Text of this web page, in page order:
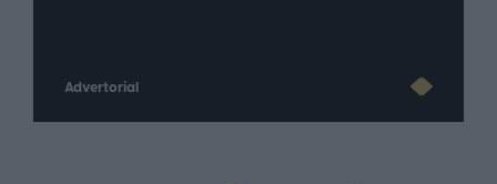
Advertorial